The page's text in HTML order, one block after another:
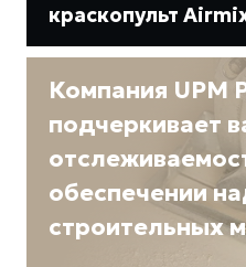
краскопульт
Компания UPM
подчеркивает
обеспечении
строительных